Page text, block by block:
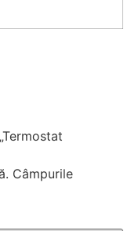
Câmpurile